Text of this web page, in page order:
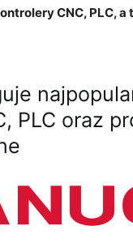
CNC, PLC, a
PLC oraz